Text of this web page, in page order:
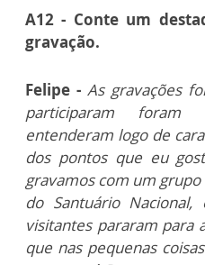
A12 - Conte um
gravação.
Felipe - As gravações
participaram
entenderam logo de
dos pontos que eu
gravamos com um
do Santuário
visitantes pararam para
que nas pequenas